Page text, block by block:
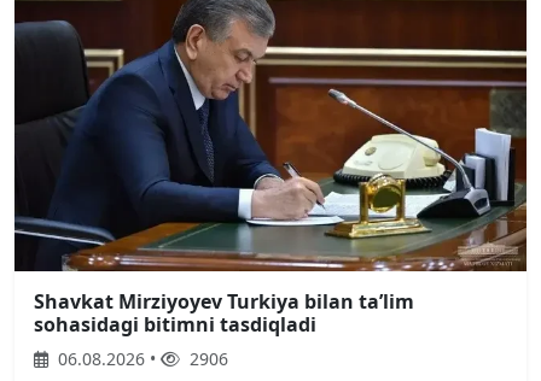
Shavkat Mirziyoyev Turkiya bilan taʼlim
sohasidagi bitimni tasdiqladi
06.08.2026 • 2906